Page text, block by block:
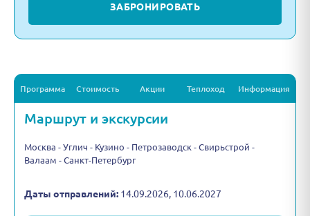
ЗАБРОНИРОВАТЬ
Программа Стоимость Акции Теплоход Информация
Маршрут и экскурсии
Москва - Углич - Кузино - Петрозаводск - Свирьстрой -
Валаам - Санкт-Петербург
Даты отправлений: 14.09.2026, 10.06.2027